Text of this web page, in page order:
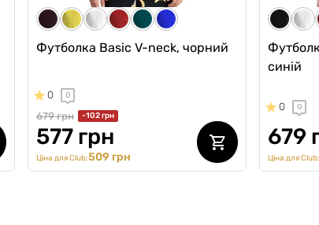
Футболка Basic V-neck, чорний
0 0
679 грн -102 грн
577 грн
Ціна для Club:509 грн
синій
0 0
679
Ціна для Club: